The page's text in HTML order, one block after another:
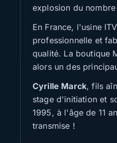
explosion du
En France, l'usine
professionnelle et
qualité. La boutique
alors un des
Cyrille Marck, fils
stage d'initiation et
1995, à l'âge de 11
transmise !